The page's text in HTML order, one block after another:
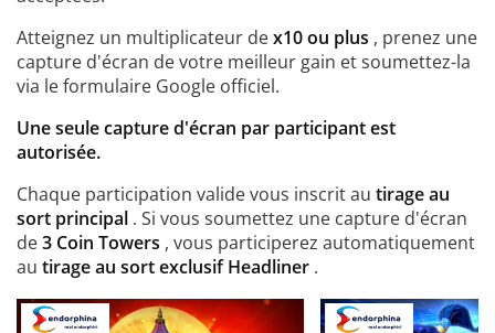
Atteignez un multiplicateur dex10 ou plus , prenez une
capture d'écran de votre meilleur gain et soumettez-la
via le formulaire Google officiel.
Une seule capture d'écran par participant est
autorisée.
Chaque participation valide vous inscrit au tirage au
sort principal . Si vous soumettez une capture d'écran
de3 Coin Towers , vous participerez automatiquement
au tirage au sort exclusif Headliner .